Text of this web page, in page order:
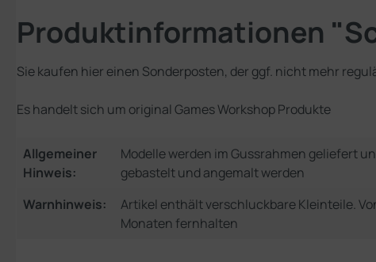
Produktinformationen
Sie kaufen hier einen Sonderposten, der ggf. nicht mehr
Es handelt sich um original Games Workshop Produkte
Allgemeiner
Hinweis:
Modelle werden im Gussrahmen geliefert
gebastelt und angemalt werden
Warnhinweis:
Artikel enthält verschluckbare Kleinteile.
Monaten fernhalten